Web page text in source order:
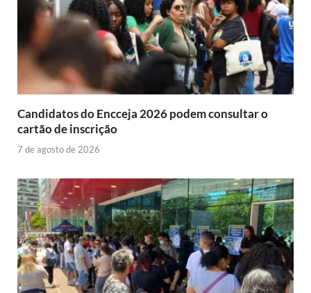
Candidatos do Encceja 2026 podem consultar o
cartão de inscrição
7 de agosto de 2026